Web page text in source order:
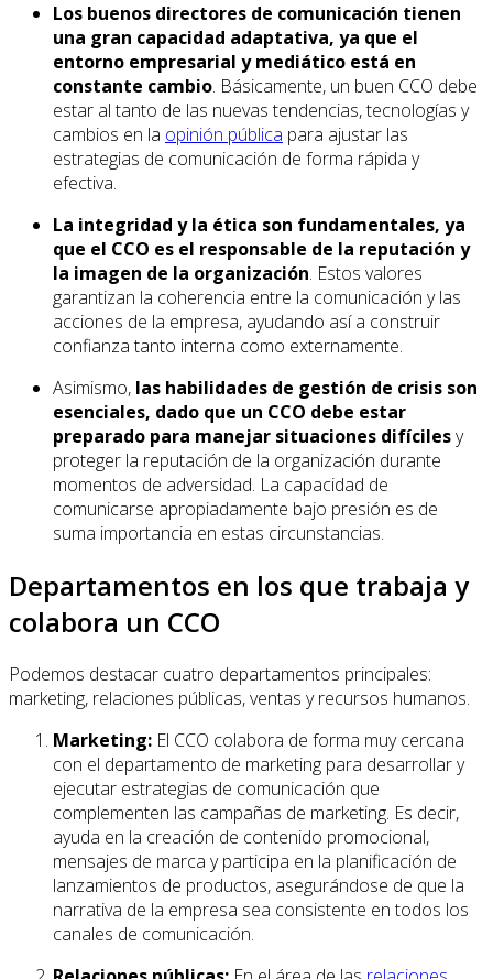
Los buenos directores de comunicación tienen
una gran capacidad adaptativa, ya que el
entorno empresarial y mediático está en
constante cambio. Básicamente, un buen CCO debe
estar al tanto de las nuevas tendencias, tecnologías y
cambios en la opinión pública para ajustar las
estrategias de comunicación de forma rápida y
efectiva.
La integridad y la ética son fundamentales, ya
que el CCO es el responsable de la reputación y
la imagen de la organización. Estos valores
garantizan la coherencia entre la comunicación y las
acciones de la empresa, ayudando así a construir
confianza tanto interna como externamente.
Asimismo, las habilidades de gestión de crisis son
esenciales, dado que un CCO debe estar
preparado para manejar situaciones difícilesy
proteger la reputación de la organización durante
momentos de adversidad. La capacidad de
comunicarse apropiadamente bajo presión es de
suma importancia en estas circunstancias.
Departamentos en los que trabaja y
colabora un CCO
Podemos destacar cuatro departamentos principales:
marketing, relaciones públicas, ventas y recursos humanos.
Marketing: El CCO colabora de forma muy cercana
con el departamento de marketing para desarrollar y
ejecutar estrategias de comunicación que
complementen las campañas de marketing. Es decir,
ayuda en la creación de contenido promocional,
mensajes de marca y participa en la planificación de
lanzamientos de productos, asegurándose de que la
narrativa de la empresa sea consistente en todos los
canales de comunicación.